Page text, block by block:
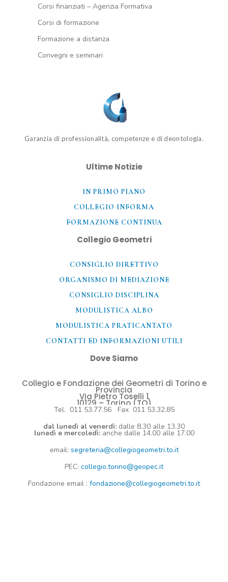
Corsi finanziati – Agenzia Formativa
Corsi di formazione
Formazione a distanza
Convegni e seminari
Garanzia di professionalità, competenze e di deontologia.
Ultime Notizie
IN PRIMO PIANO
COLLEGIO INFORMA
FORMAZIONE CONTINUA
Collegio Geometri
CONSIGLIO DIRETTIVO
ORGANISMO DI MEDIAZIONE
CONSIGLIO DISCIPLINA
MODULISTICA ALBO
MODULISTICA PRATICANTATO
CONTATTI ED INFORMAZIONI UTILI​
Dove Siamo
Collegio e Fondazione dei Geometri di Torino e
Provincia
Via Pietro Toselli 1
10129 – Torino (TO)
Tel. 011 53.77.56 Fax 011 53.32.85
dal lunedì al venerdì: dalle 8.30 alle 13.30
lunedì e mercoledì: anche dalle 14.00 alle 17.00
email: segreteria@collegiogeometri.to.it
PEC: collegio.torino@geopec.it
Fondazione email : fondazione@collegiogeometri.to.it